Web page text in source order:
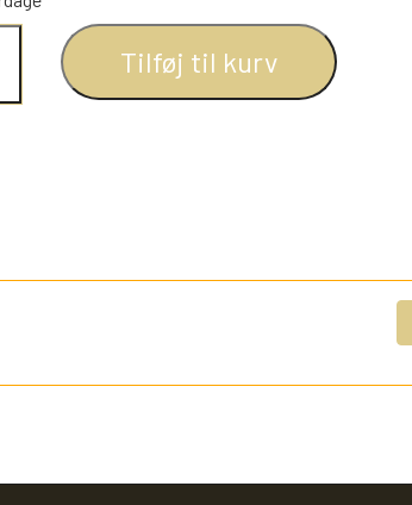
Tilføj til kurv